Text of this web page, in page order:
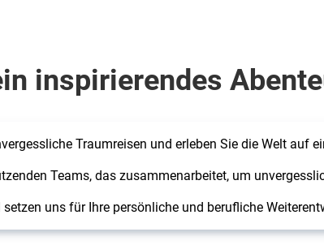
inspirierendes
Traumreisen und erleben Sie die Welt auf
Teams, das zusammenarbeitet, um
uns für Ihre persönliche und berufliche